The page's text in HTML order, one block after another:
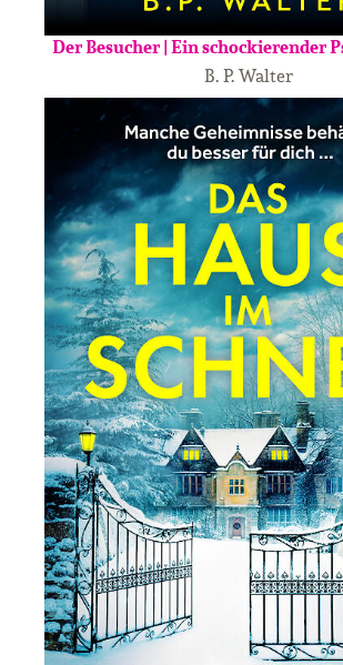
Der Besucher | Ein schockierender
B. P. Walter